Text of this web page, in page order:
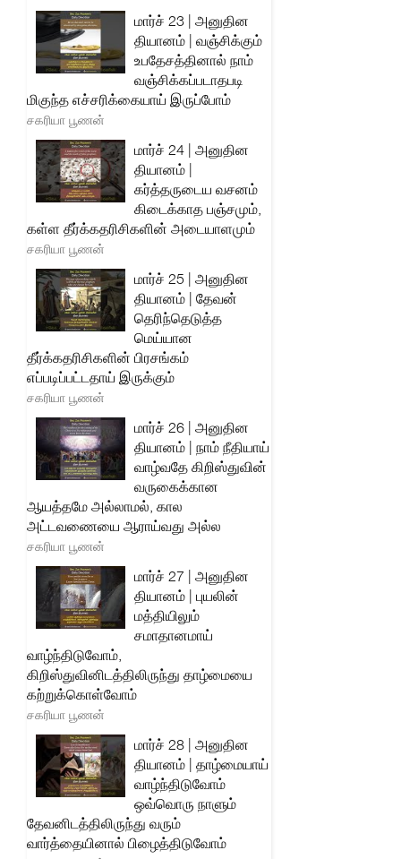
மார்ச் 23 | அனுதின
தியானம் | வஞ்சிக்கும்
உபதேசத்தினால் நாம்
வஞ்சிக்கப்படாதபடி
மிகுந்த எச்சரிக்கையாய் இருப்போம்
சகரியா பூணன்
மார்ச் 24 | அனுதின
தியானம் |
கர்த்தருடைய வசனம்
கிடைக்காத பஞ்சமும்,
கள்ள தீர்க்கதரிசிகளின் அடையாளமும்
சகரியா பூணன்
மார்ச் 25 | அனுதின
தியானம் | தேவன்
தெரிந்தெடுத்த
மெய்யான
தீர்க்கதரிசிகளின் பிரசங்கம்
எப்படிப்பட்டதாய் இருக்கும்
சகரியா பூணன்
மார்ச் 26 | அனுதின
தியானம் | நாம் நீதியாய்
வாழ்வதே கிறிஸ்துவின்
வருகைக்கான
ஆயத்தமே அல்லாமல், கால
அட்டவணையை ஆராய்வது அல்ல
சகரியா பூணன்
மார்ச் 27 | அனுதின
தியானம் | புயலின்
மத்தியிலும்
சமாதானமாய்
வாழ்ந்திடுவோம்,
கிறிஸ்துவினிடத்திலிருந்து தாழ்மையை
கற்றுக்கொள்வோம்
சகரியா பூணன்
மார்ச் 28 | அனுதின
தியானம் | தாழ்மையாய்
வாழ்ந்திடுவோம்
ஒவ்வொரு நாளும்
தேவனிடத்திலிருந்து வரும்
வார்த்தையினால் பிழைத்திடுவோம்